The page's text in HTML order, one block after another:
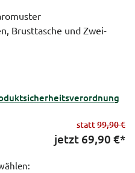
Brusttasche und Zwei-
statt99,90 €
jetzt 69,90 €*